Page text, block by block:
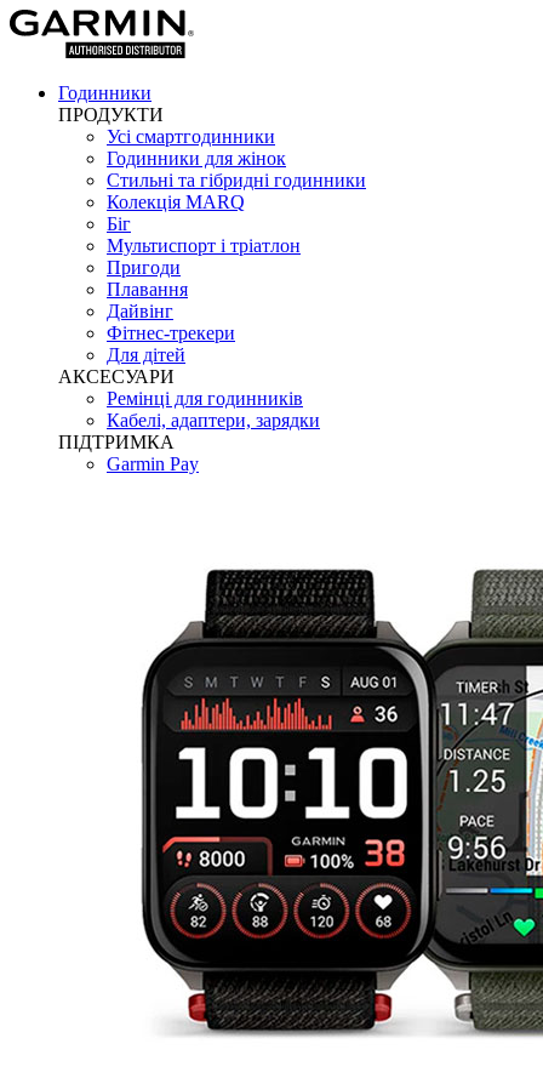
Годинники
ПРОДУКТИ
Усі смартгодинники
Годинники для жінок
Стильні та гібридні годинники
Колекція MARQ
Біг
Мультиспорт і тріатлон
Пригоди
Плавання
Дайвінг
Фітнес-трекери
Для дітей
АКСЕСУАРИ
Ремінці для годинників
Кабелі, адаптери, зарядки
ПІДТРИМКА
Garmin Pay